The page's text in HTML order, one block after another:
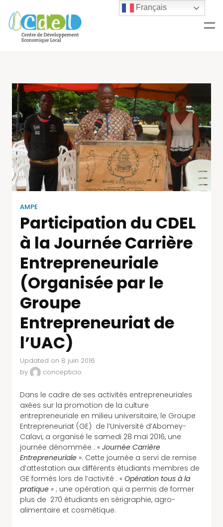
AMPE
Participation du CDEL
à la Journée Carrière
Entrepreneuriale
(Organisée par le
Groupe
Entrepreneuriat de
l’UAC)
Updated on 8 juin 2016
by
concepticio
Dans le cadre de ses activités entrepreneuriales
axées sur la promotion de la culture
entrepreneuriale en milieu universitaire, le Groupe
Entrepreneuriat (GE) de l’Université d’Abomey-
Calavi, a organisé le samedi 28 mai 2016, une
journée dénommée : « Journée Carrière
Entrepreneuriale ». Cette journée a servi de remise
d’attestation aux différents étudiants membres de
GE formés lors de l’activité : « Opération tous à la
pratique » ; une opération qui a permis de former
plus de 270 étudiants en sérigraphie, agro-
alimentaire et cosmétique.
Français